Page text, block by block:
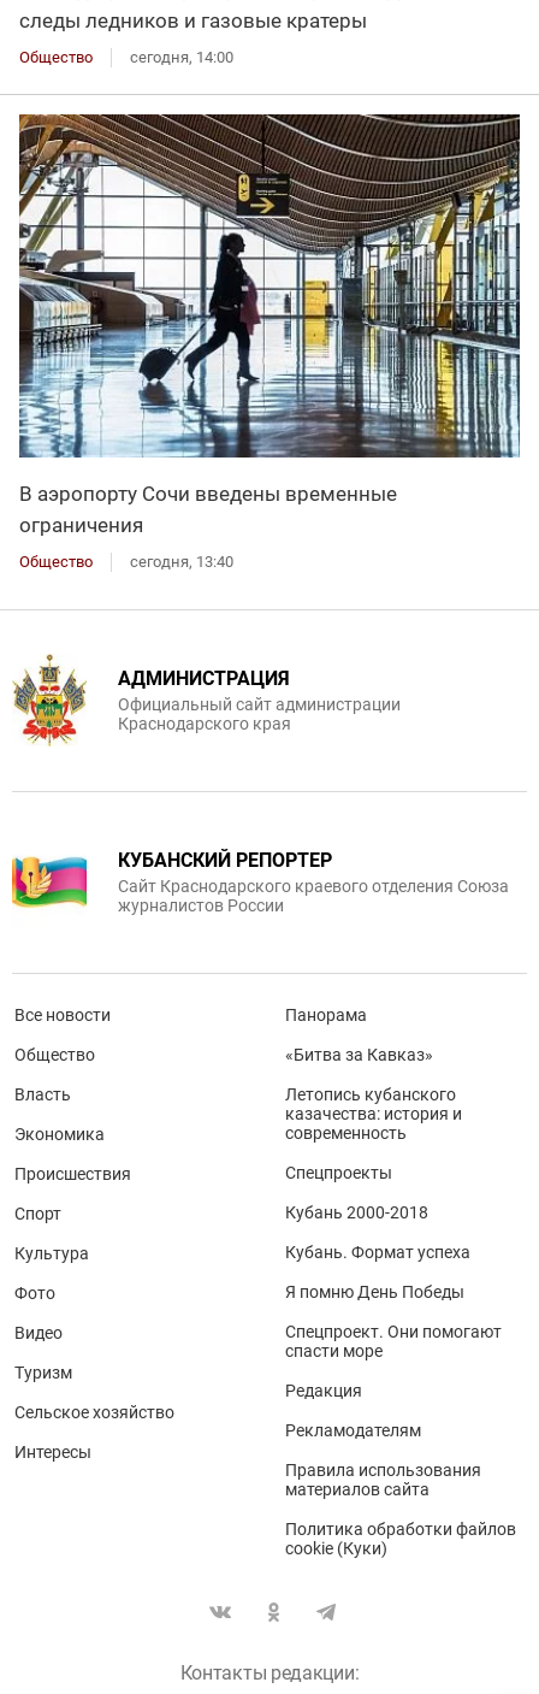
следы ледников и газовые кратеры
Общество сегодня, 14:00
В аэропорту Сочи введены временные
ограничения
Общество сегодня, 13:40
АДМИНИСТРАЦИЯ
Официальный сайт администрации
Краснодарского края
КУБАНСКИЙ РЕПОРТЕР
Сайт Краснодарского краевого отделения Союза
журналистов России
Все новости
Общество
Власть
Экономика
Происшествия
Спорт
Культура
Фото
Видео
Туризм
Сельское хозяйство
Интересы
Панорама
«Битва за Кавказ»
Летопись кубанского
казачества: история и
современность
Спецпроекты
Кубань 2000-2018
Кубань. Формат успеха
Я помню День Победы
Спецпроект. Они помогают
спасти море
Редакция
Рекламодателям
Правила использования
материалов сайта
Политика обработки файлов
cookie (Куки)
Контакты редакции: